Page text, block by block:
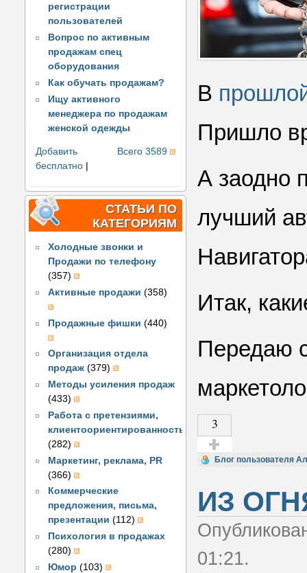
регистрации
пользователей
Вопрос по активным
продажам спец
оборудования
Как обучать продажам?
Ищу активного
менеджера по продажам
женской одежды
Всего 3589
Добавить
бесплатно |
СТАТЬИ ПО
КАТЕГОРИЯМ
Холодные звонки и
Продажи по телефону
(357)
Активные продажи (358)
Продажные фишки (440)
Организация отдела
продаж (379)
Методы усиления продаж
(433)
Работа с претензиями,
клиентоориентированность
(282)
Маркетинг, реклама, PR
(366)
Коммерческие
предложения, письма,
презентации (112)
Психология в продажах
(280)
Юмор (103)
В
Пришло
А заодно
лучший
Итак,
Передаю
3
Голос за!
Блог пользователя
ИЗ
01:21.